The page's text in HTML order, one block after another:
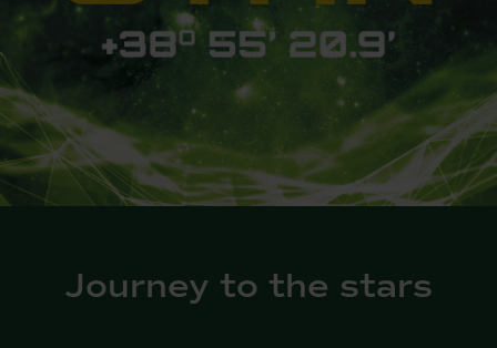
Journey to the stars